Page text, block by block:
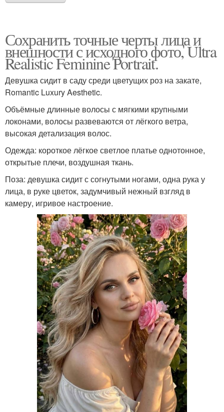
Сохранить точные черты лица и
внешности с исходного фото, Ultra
Realistic Feminine Portrait.
Девушка сидит в саду среди цветущих роз на закате,
Romantic Luxury Aesthetic.
Объёмные длинные волосы с мягкими крупными
локонами, волосы развеваются от лёгкого ветра,
высокая детализация волос.
Одежда: короткое лёгкое светлое платье однотонное,
открытые плечи, воздушная ткань.
Поза: девушка сидит с согнутыми ногами, одна рука у
лица, в руке цветок, задумчивый нежный взгляд в
камеру, игривое настроение.